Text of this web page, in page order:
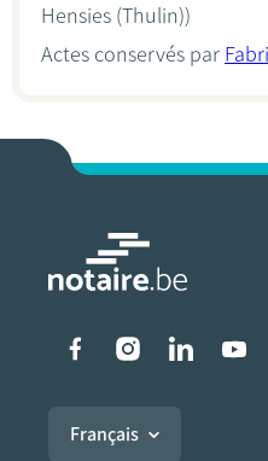
Hensies (Thulin))
Actes conservés par
Liens vers
Français